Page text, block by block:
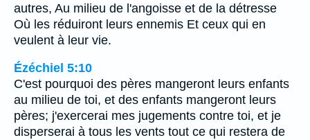
autres, Au milieu de l'angoisse et de la détresse
Où les réduiront leurs ennemis Et ceux qui en
veulent à leur vie.
Ézéchiel 5:10
C'est pourquoi des pères mangeront leurs enfants
au milieu de toi, et des enfants mangeront leurs
pères; j'exercerai mes jugements contre toi, et je
disperserai à tous les vents tout ce qui restera de